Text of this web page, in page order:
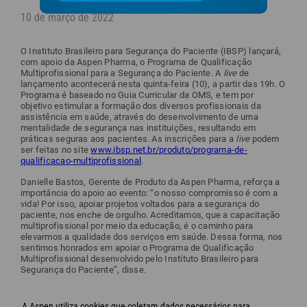
10 de março de 2022
O Instituto Brasileiro para Segurança do Paciente (IBSP) lançará,
com apoio da Aspen Pharma, o Programa de Qualificação
Multiprofissional para a Segurança do Paciente. A livede
lançamento acontecerá nesta quinta-feira (10), a partir das 19h. O
Programa é baseado no Guia Curricular da OMS, e tem por
objetivo estimular a formação dos diversos profissionais da
assistência em saúde, através do desenvolvimento de uma
mentalidade de segurança nas instituições, resultando em
práticas seguras aos pacientes. As inscrições para a livepodem
ser feitas no sitewww.ibsp.net.br/produto/programa-de-
qualificacao-multiprofissional .
Danielle Bastos, Gerente de Produto da Aspen Pharma, reforça a
importância do apoio ao evento: “o nosso compromisso é com a
vida! Por isso, apoiar projetos voltados para a segurança do
paciente, nos enche de orgulho. Acreditamos, que a capacitação
multiprofissional por meio da educação, é o caminho para
elevarmos a qualidade dos serviços em saúde. Dessa forma, nos
sentimos honrados em apoiar o Programa de Qualificação
Multiprofissional desenvolvido pelo Instituto Brasileiro para
Segurança do Paciente”, disse.
pharma-e-apoiadora-de-programa-de-qualificacao-